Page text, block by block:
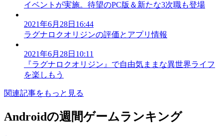
イベントが実施。待望のPC版＆新たな3次職も登場
2021年6月28日16:44
ラグナロクオリジンの評価とアプリ情報
2021年6月28日10:11
『ラグナロクオリジン』で自由気ままな異世界ライフ
を楽しもう
関連記事をもっと見る
Androidの週間ゲームランキング